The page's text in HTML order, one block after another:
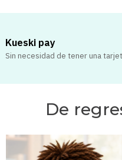
Kueski pay
Sin necesidad de tener una
De